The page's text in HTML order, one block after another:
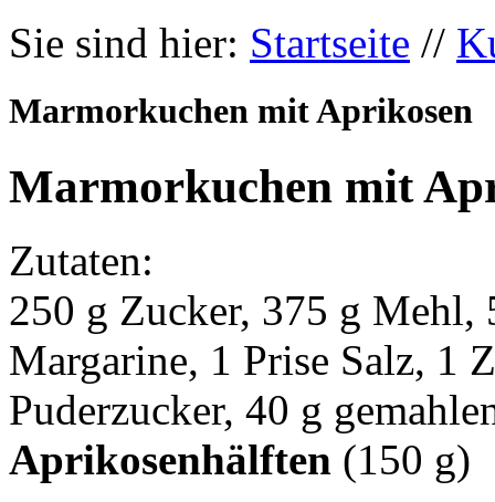
Sie sind hier: Startseite //
Marmorkuchen mit Aprikosen
Marmorkuchen mit
Zutaten:
250 g Zucker, 375 g Mehl,
Margarine, 1 Prise Salz, 1
Puderzucker, 40 g
Aprikosenhälften (150 g)